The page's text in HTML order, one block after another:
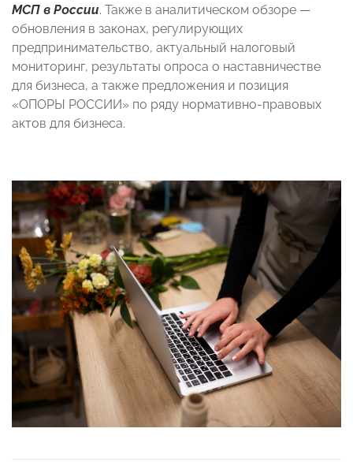
МСП в России. Также в аналитическом обзоре —
обновления в законах, регулирующих
предпринимательство, актуальный налоговый
мониторинг, результаты опроса о наставничестве
для бизнеса, а также предложения и позиция
«ОПОРЫ РОССИИ» по ряду нормативно-правовых
актов для бизнеса.